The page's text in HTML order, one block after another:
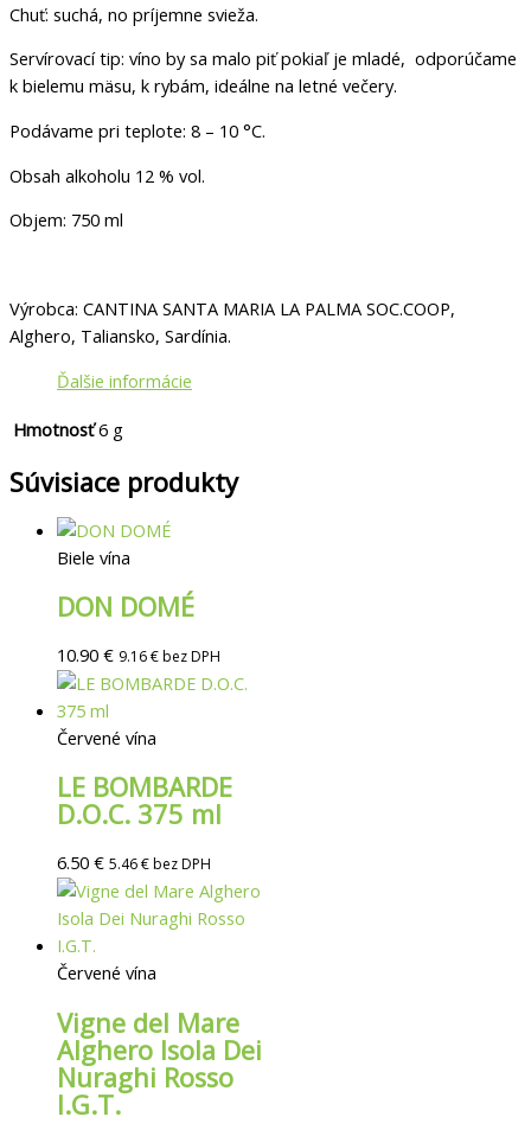
Chuť: suchá, no príjemne svieža.
Servírovací tip: víno by sa malo piť pokiaľ je mladé, odporúčame
k bielemu mäsu, k rybám, ideálne na letné večery.
Podávame pri teplote: 8 – 10 °C.
Obsah alkoholu 12 % vol.
Objem: 750 ml
Výrobca: CANTINA SANTA MARIA LA PALMA SOC.COOP,
Alghero, Taliansko, Sardínia.
Ďalšie informácie
Hmotnosť 6 g
Súvisiace produkty
Biele vína
DON DOMÉ
10.90 € 9.16€bez DPH
Červené vína
LE BOMBARDE
D.O.C. 375 ml
6.50 € 5.46€bez DPH
Červené vína
Vigne del Mare
Alghero Isola Dei
Nuraghi Rosso
I.G.T.